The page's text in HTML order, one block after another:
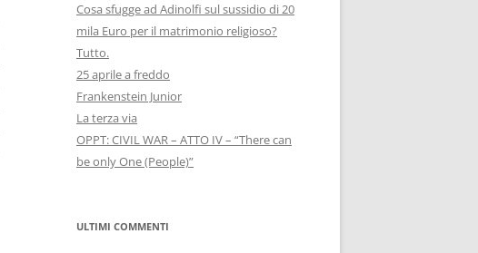
Cosa sfugge ad Adinolfi sul sussidio di 20
mila Euro per il matrimonio religioso?
Tutto.
25 aprile a freddo
Frankenstein Junior
La terza via
OPPT: CIVIL WAR – ATTO IV – “There can
be only One (People)”
ULTIMI COMMENTI